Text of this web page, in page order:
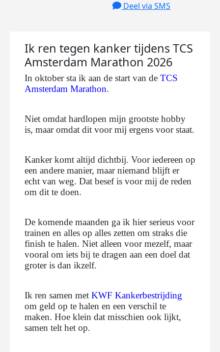
Deel via SMS
Ik ren tegen kanker tijdens TCS
Amsterdam Marathon 2026
In oktober sta ik aan de start van de TCS
Amsterdam Marathon.
Niet omdat hardlopen mijn grootste hobby
is, maar omdat dit voor mij ergens voor staat.
Kanker komt altijd dichtbij. Voor iedereen op
een andere manier, maar niemand blijft er
echt van weg. Dat besef is voor mij de reden
om dit te doen.
De komende maanden ga ik hier serieus voor
trainen en alles op alles zetten om straks die
finish te halen. Niet alleen voor mezelf, maar
vooral om iets bij te dragen aan een doel dat
groter is dan ikzelf.
Ik ren samen met KWF Kankerbestrijding
om geld op te halen en een verschil te
maken. Hoe klein dat misschien ook lijkt,
samen telt het op.